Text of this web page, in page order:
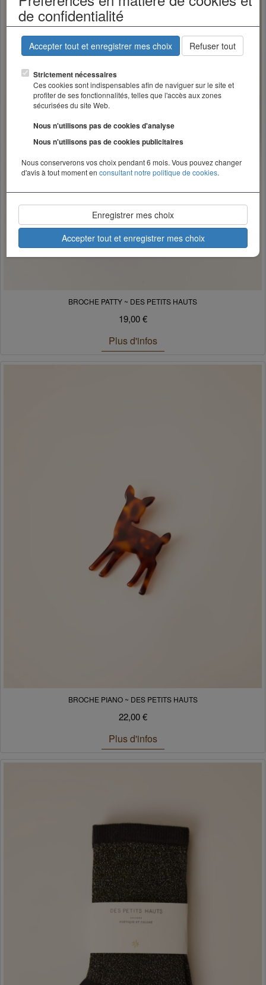
de confidentialité
Accepter tout et enregistrer mes choix Refuser tout
Strictement nécessaires
Ces cookies sont indispensables afin de naviguer sur le site et
profiter de ses fonctionnalités, telles que l'accès aux zones
sécurisées du site Web.
Nous n'utilisons pas de cookies d'analyse
Nous n'utilisons pas de cookies publicitaires
Nous conserverons vos choix pendant 6 mois. Vous pouvez changer
d'avis à tout moment enconsultant notre politique de cookies.
Enregistrer mes choix
Accepter tout et enregistrer mes choix
BROCHE PATTY ~ DES PETITS HAUTS
19,00 €
Plus d'infos
BROCHE PIANO ~ DES PETITS HAUTS
22,00 €
Plus d'infos